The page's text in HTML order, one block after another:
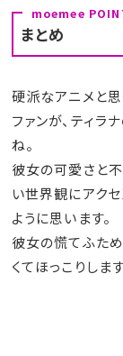
まとめ
硬派なアニメと
ファンが、ティ
ね。
彼女の可愛さと
い世界観にアク
ように思います。
彼女の慌てふた
くてほっこりします